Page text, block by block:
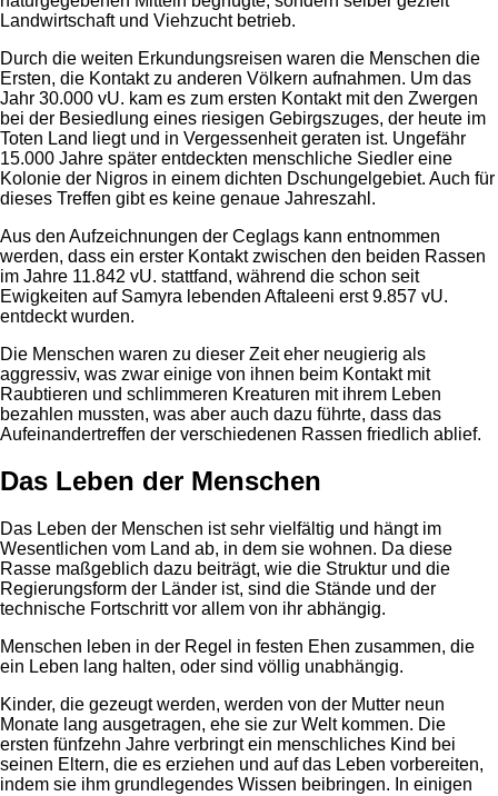
Landwirtschaft und Viehzucht betrieb.
Durch die weiten Erkundungsreisen waren die Menschen die
Ersten, die Kontakt zu anderen Völkern aufnahmen. Um das
Jahr 30.000 vU. kam es zum ersten Kontakt mit den Zwergen
bei der Besiedlung eines riesigen Gebirgszuges, der heute im
Toten Land liegt und in Vergessenheit geraten ist. Ungefähr
15.000 Jahre später entdeckten menschliche Siedler eine
Kolonie der Nigros in einem dichten Dschungelgebiet. Auch für
dieses Treffen gibt es keine genaue Jahreszahl.
Aus den Aufzeichnungen der Ceglags kann entnommen
werden, dass ein erster Kontakt zwischen den beiden Rassen
im Jahre 11.842 vU. stattfand, während die schon seit
Ewigkeiten auf Samyra lebenden Aftaleeni erst 9.857 vU.
entdeckt wurden.
Die Menschen waren zu dieser Zeit eher neugierig als
aggressiv, was zwar einige von ihnen beim Kontakt mit
Raubtieren und schlimmeren Kreaturen mit ihrem Leben
bezahlen mussten, was aber auch dazu führte, dass das
Aufeinandertreffen der verschiedenen Rassen friedlich ablief.
Das Leben der Menschen
Das Leben der Menschen ist sehr vielfältig und hängt im
Wesentlichen vom Land ab, in dem sie wohnen. Da diese
Rasse maßgeblich dazu beiträgt, wie die Struktur und die
Regierungsform der Länder ist, sind die Stände und der
technische Fortschritt vor allem von ihr abhängig.
Menschen leben in der Regel in festen Ehen zusammen, die
ein Leben lang halten, oder sind völlig unabhängig.
Kinder, die gezeugt werden, werden von der Mutter neun
Monate lang ausgetragen, ehe sie zur Welt kommen. Die
ersten fünfzehn Jahre verbringt ein menschliches Kind bei
seinen Eltern, die es erziehen und auf das Leben vorbereiten,
indem sie ihm grundlegendes Wissen beibringen. In einigen